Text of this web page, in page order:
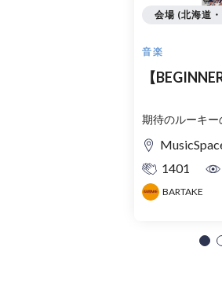
音楽
【
期待のルーキー
1401
BARTAKE
会場 (北海道